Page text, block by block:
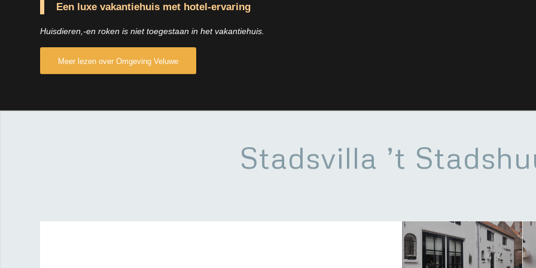
Een luxe vakantiehuis met hotel-ervaring
Huisdieren,-en roken is niet toegestaan in het vakantiehuis.
Meer lezen over Omgeving Veluwe
Stadsvilla ’t